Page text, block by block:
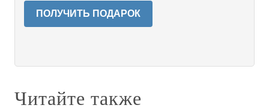
ПОЛУЧИТЬ ПОДАРОК
Читайте также